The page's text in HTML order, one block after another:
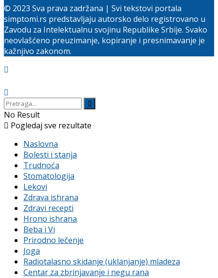
© 2023 Sva prava zadržana | Svi tekstovi portala
simptomi.rs predstavljaju autorsko delo registrovano u
Zavodu za Intelektualnu svojinu Republike Srbije. Svako
neovlašćeno preuzimanje, kopiranje i presnimavanje je
kažnjivo zakonom.
No Result
Pogledaj sve rezultate
Naslovna
Bolesti i stanja
Trudnoća
Stomatologija
Lekovi
Zdrava ishrana
Zdravi recepti
Hrono ishrana
Beba i Vi
Prirodno lečenje
Joga
Radiotalasno skidanje (uklanjanje) mladeza
Centar za zbrinjavanje i negu rana